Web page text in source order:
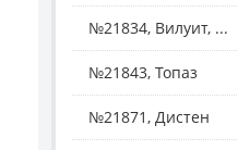
№21834, Вилуит, ...
№21843, Топаз
№21871, Дистен